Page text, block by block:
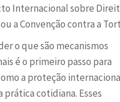
Internacional sobre
a Convenção contra a
o que são mecanismos
é o primeiro passo para
a proteção
prática cotidiana. Esses